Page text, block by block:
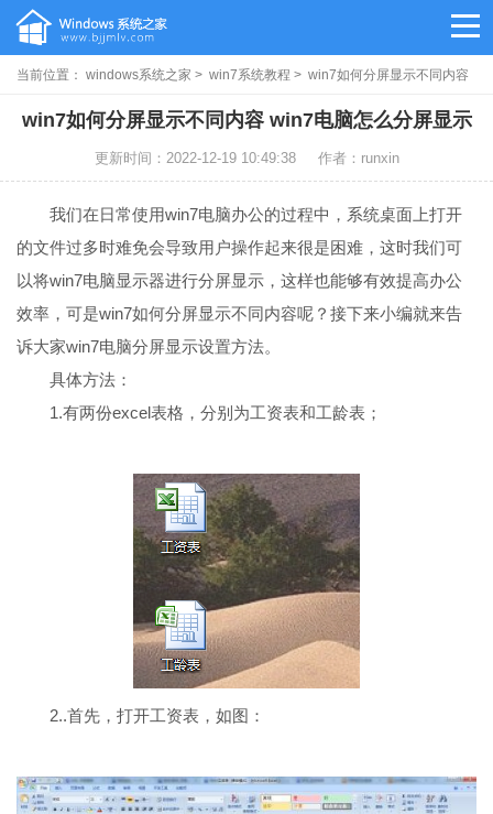
当前位置： windows系统之家 > win7系统教程 > win7如何分屏显示不同内容
win7如何分屏显示不同内容 win7电脑怎么分屏显示
更新时间：2022-12-19 10:49:38 作者：runxin
我们在日常使用win7电脑办公的过程中，系统桌面上打开
的文件过多时难免会导致用户操作起来很是困难，这时我们可
以将win7电脑显示器进行分屏显示，这样也能够有效提高办公
效率，可是win7如何分屏显示不同内容呢？接下来小编就来告
诉大家win7电脑分屏显示设置方法。
具体方法：
1.有两份excel表格，分别为工资表和工龄表；
2..首先，打开工资表，如图：